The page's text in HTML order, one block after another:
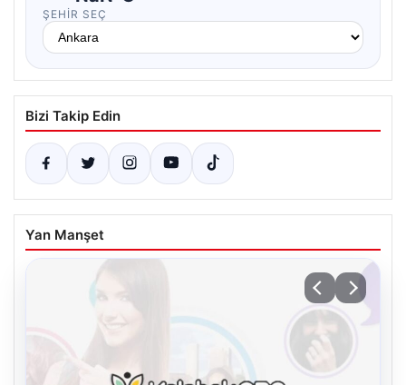
ŞEHIR SEÇ
Bizi Takip Edin
Yan Manşet